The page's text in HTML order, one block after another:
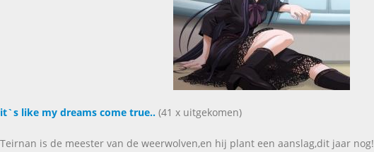
like my dreams come true..(41 x uitgekomen)
is de meester van de weerwolven,en hij plant een aanslag,dit jaar nog!